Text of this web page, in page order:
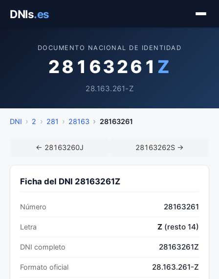
DNIs.es
DOCUMENTO NACIONAL DE IDENTIDAD
28163261 Z
28.163.261-Z
DNI 2 281 28163 28163261
← 28163260J 28163262S →
Ficha del DNI 28163261Z
Número 28163261
Letra Z (resto 14)
DNI completo 28163261Z
Formato oficial 28.163.261-Z